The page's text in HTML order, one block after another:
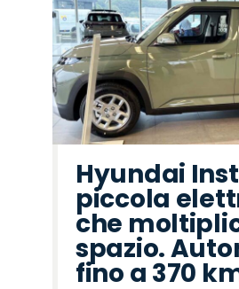
Hyundai
piccola
che
spazio.
fino a 370